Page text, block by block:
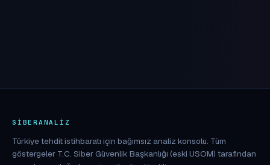
SIBERANALIZ
Türkiye tehdit istihbaratı için bağımsız analiz konsolu. Tüm
göstergeler T.C. Siber Güvenlik Başkanlığı (eski USOM) tarafından